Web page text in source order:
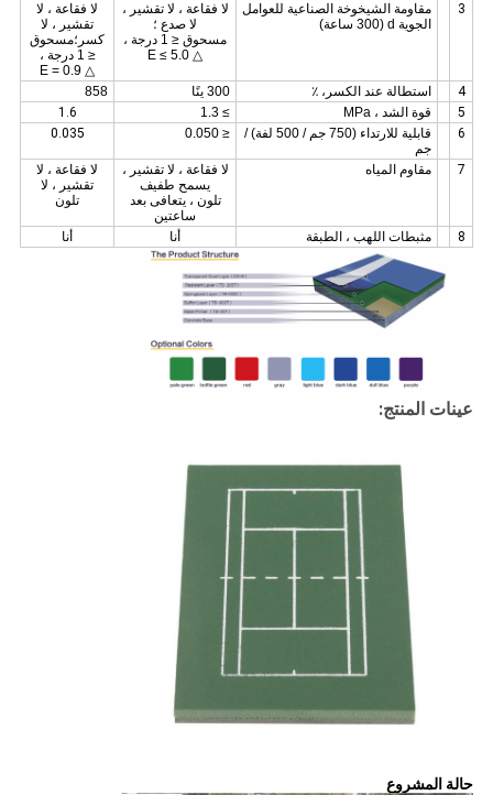
مقاومة الشيخوخة الصناعية للعوامل
الجوية d (300 ساعة)
لا فقاعة ، لا تقشير ،
لا صدع ؛
مسحوق ≤ 1 درجة ،
لا فقاعة ، لا
تقشير ، لا
كسر؛مسحوق
استطالة عند الكسر، ٪ 300 ينًا
858
قوة الشد ، MPa
1.6
قابلية للارتداء (750 جم / 500 لفة) /
جم
0.035
مقاوم المياه
لا فقاعة ، لا تقشير ،
يسمح طفيف
تلون ، يتعافى بعد
ساعتين
لا فقاعة ، لا
تقشير ، لا
تلون
مثبطات اللهب ، الطبقة
عينات المنتج:
حالة المشروع